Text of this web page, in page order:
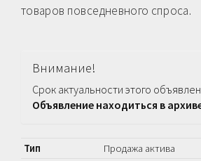
товаров повседневного спроса.
Внимание!
Срок актуальности этого
Объявление находиться в
Тип
Продажа актива